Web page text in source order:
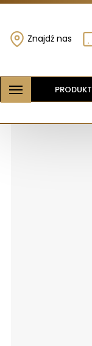
Znajdź nas